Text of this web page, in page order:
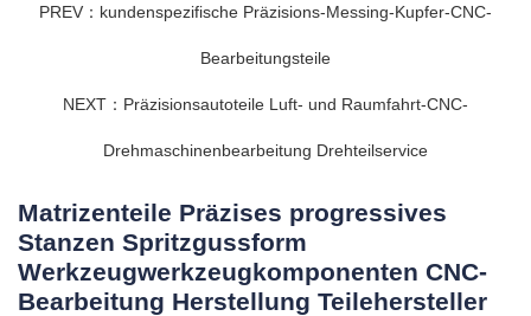
PREV：kundenspezifische Präzisions-Messing-Kupfer-CNC-
Bearbeitungsteile
NEXT：Präzisionsautoteile Luft- und Raumfahrt-CNC-
Drehmaschinenbearbeitung Drehteilservice
Matrizenteile Präzises progressives
Stanzen Spritzgussform
Werkzeugwerkzeugkomponenten CNC-
Bearbeitung Herstellung Teilehersteller